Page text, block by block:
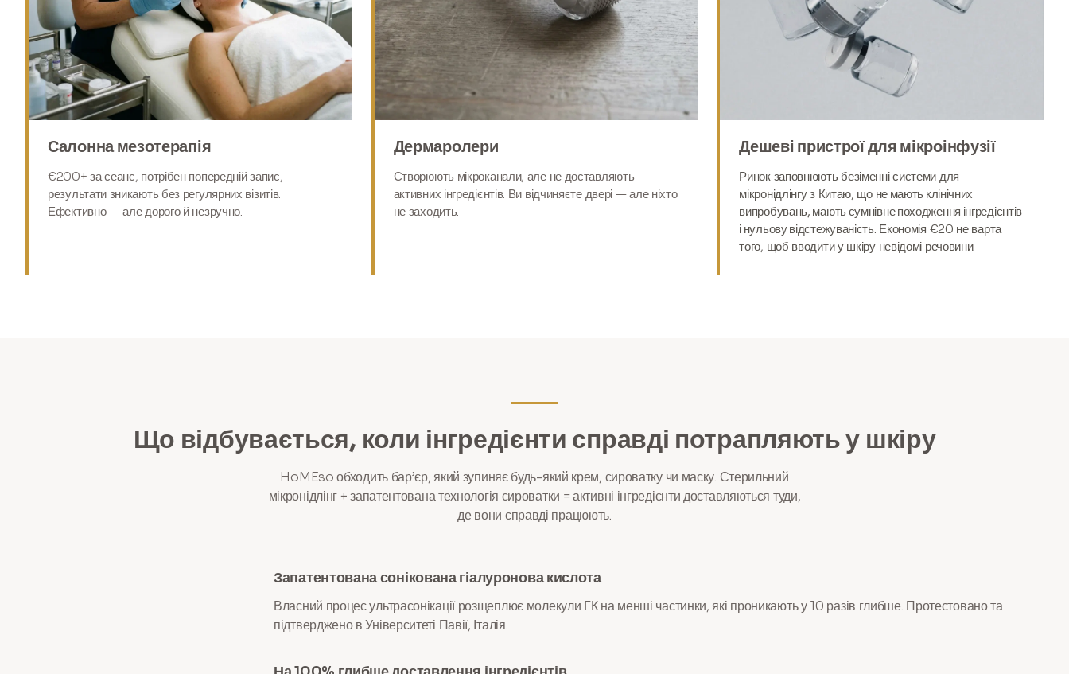
Салонна мезотерапія
€200+ за сеанс, потрібен попередній запис,
результати зникають без регулярних візитів.
Ефективно — але дорого й незручно.
Дермаролери
Створюють мікроканали, але не доставляють
активних інгредієнтів. Ви відчиняєте двері — але ніхто
не заходить.
Дешеві пристрої для мікроінфузії
Ринок заповнюють безіменні системи для
мікронідлінгу з Китаю, що не мають клінічних
випробувань, мають сумнівне походження інгредієнтів
і нульову відстежуваність. Економія €20 не варта
того, щоб вводити у шкіру невідомі речовини.
Що відбувається, коли інгредієнти справді потрапляють у шкіру
HoMEso обходить бар’єр, який зупиняє будь-який крем, сироватку чи маску. Стерильний
мікронідлінг + запатентована технологія сироватки = активні інгредієнти доставляються туди,
де вони справді працюють.
Запатентована сонікована гіалуронова кислота
Власний процес ультрасонікації розщеплює молекули ГК на менші частинки, які проникають у 10 разів глибше. Протестовано та
підтверджено в Університеті Павії, Італія.